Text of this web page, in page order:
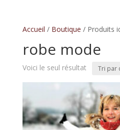
Accueil / Boutique / Produits
robe mode
Voici le seul résultat